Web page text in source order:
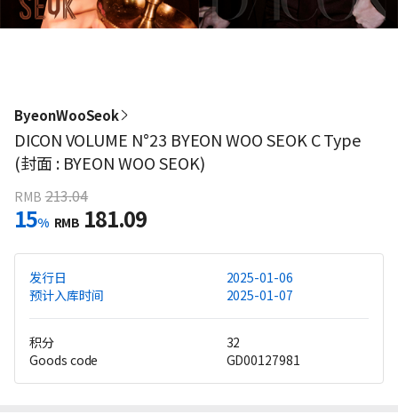
ByeonWooSeok
DICON VOLUME N°23 BYEON WOO SEOK C Type
(封面 : BYEON WOO SEOK)
RMB 213.04
15% RMB 181.09
发行日
2025-01-06
预计入库时间
2025-01-07
积分
32
Goods code
GD00127981